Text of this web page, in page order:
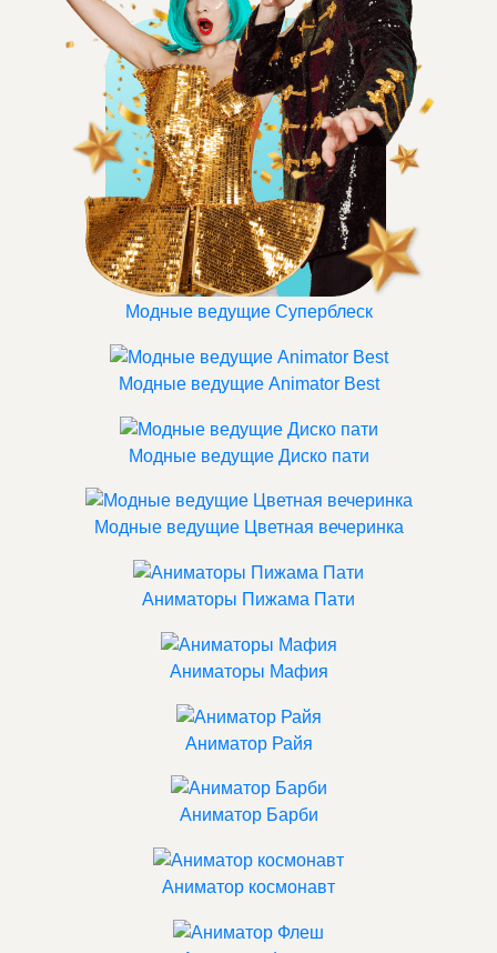
Модные ведущие Суперблеск
Модные ведущие Animator Best
Модные ведущие Диско пати
Модные ведущие Цветная вечеринка
Аниматоры Пижама Пати
Аниматоры Мафия
Аниматор Райя
Аниматор Барби
Аниматор космонавт